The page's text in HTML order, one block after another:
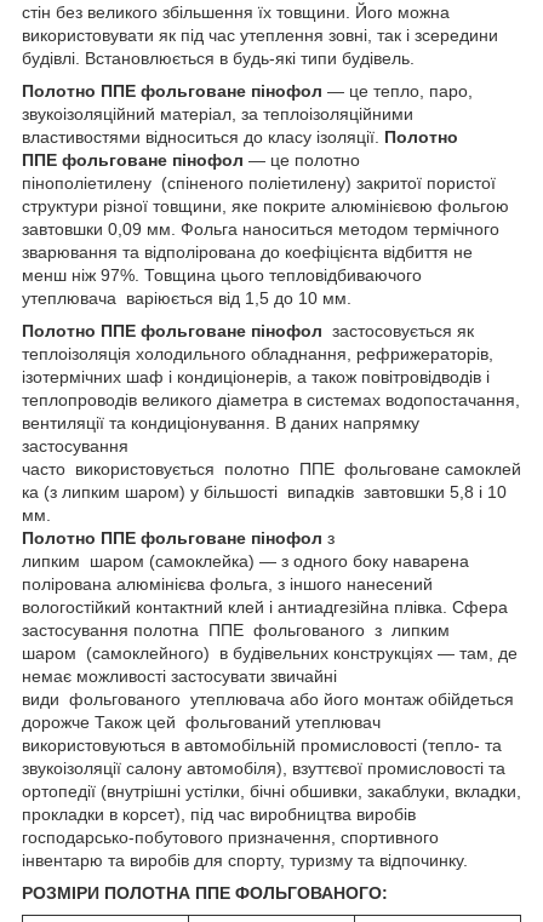
стін без великого збільшення їх товщини. Його можна
використовувати як під час утеплення зовні, так і зсередини
будівлі. Встановлюється в будь-які типи будівель.
Полотно ППЕ фольговане пінофол — це тепло, паро,
звукоізоляційний матеріал, за теплоізоляційними
властивостями відноситься до класу ізоляції. Полотно
ППЕ фольговане пінофол — це полотно
пінополіетилену (спіненого поліетилену) закритої пористої
структури різної товщини, яке покрите алюмінієвою фольгою
завтовшки 0,09 мм. Фольга наноситься методом термічного
зварювання та відполірована до коефіцієнта відбиття не
менш ніж 97%. Товщина цього тепловідбиваючого
утеплювача варіюється від 1,5 до 10 мм.
Полотно ППЕ фольговане пінофол застосовується як
теплоізоляція холодильного обладнання, рефрижераторів,
ізотермічних шаф і кондиціонерів, а також повітровідводів і
теплопроводів великого діаметра в системах водопостачання,
вентиляції та кондиціонування. В даних напрямку
застосування
часто використовується полотно ППЕ фольговане самоклей
ка (з липким шаром) у більшості випадків завтовшки 5,8 і 10
мм.
Полотно ППЕ фольговане пінофол з
липким шаром (самоклейка) — з одного боку наварена
полірована алюмінієва фольга, з іншого нанесений
вологостійкий контактний клей і антиадгезійна плівка. Сфера
застосування полотна ППЕ фольгованого з липким
шаром (самоклейного) в будівельних конструкціях — там, де
немає можливості застосувати звичайні
види фольгованого утеплювача або його монтаж обійдеться
дорожче Також цей фольгований утеплювач
використовуються в автомобільній промисловості (тепло- та
звукоізоляції салону автомобіля), взуттєвої промисловості та
ортопедії (внутрішні устілки, бічні обшивки, закаблуки, вкладки,
прокладки в корсет), під час виробництва виробів
господарсько-побутового призначення, спортивного
інвентарю та виробів для спорту, туризму та відпочинку.
РОЗМІРИ ПОЛОТНА ППЕ ФОЛЬГОВАНОГО: